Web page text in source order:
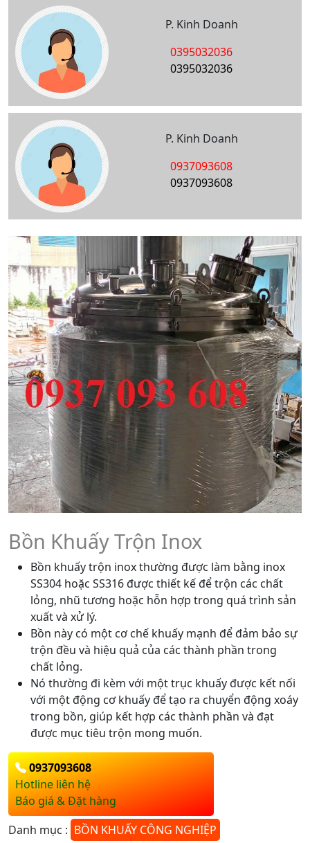
P. Kinh Doanh
0395032036
0395032036
P. Kinh Doanh
0937093608
0937093608
Bồn Khuấy Trộn Inox
Bồn khuấy trộn inox thường được làm bằng inox
SS304 hoặc SS316 được thiết kế để trộn các chất
lỏng, nhũ tương hoặc hỗn hợp trong quá trình sản
xuất và xử lý.
Bồn này có một cơ chế khuấy mạnh để đảm bảo sự
trộn đều và hiệu quả của các thành phần trong
chất lỏng.
Nó thường đi kèm với một trục khuấy được kết nối
với một động cơ khuấy để tạo ra chuyển động xoáy
trong bồn, giúp kết hợp các thành phần và đạt
được mục tiêu trộn mong muốn.
0937093608
Hotline liên hệ
Báo giá & Đặt hàng
Danh mục : BỒN KHUẤY CÔNG NGHIỆP